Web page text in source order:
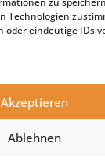
Technologien
oder eindeutige IDs
Akzeptieren
Ablehnen